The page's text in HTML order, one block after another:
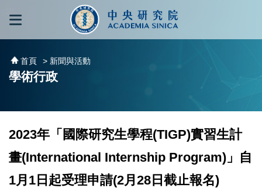
跳到主要內容區塊
首頁 > 新聞與活動
學術行政
2023年「國際研究生學程(TIGP)實習生計
畫(International Internship Program)」自
1月1日起受理申請(2月28日截止報名)